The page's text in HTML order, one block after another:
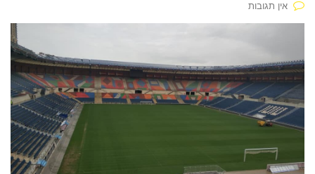
אין תגובות